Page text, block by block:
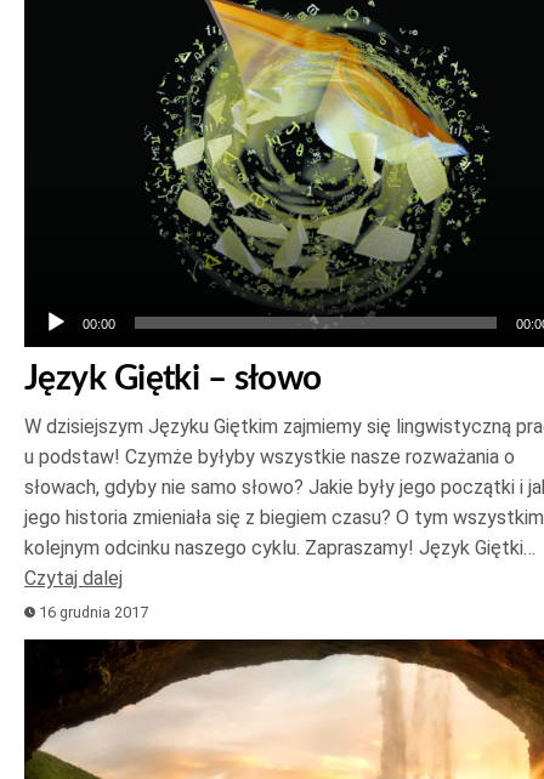
00:00
Język Giętki – słowo
W dzisiejszym Języku Giętkim zajmiemy się lingwistyczną
u podstaw! Czymże byłyby wszystkie nasze rozważania o
słowach, gdyby nie samo słowo? Jakie były jego początki i
jego historia zmieniała się z biegiem czasu? O tym
kolejnym odcinku naszego cyklu. Zapraszamy! Język Giętki…
Czytaj dalej
16 grudnia 2017
Odtwarzacz
dźwiękowych